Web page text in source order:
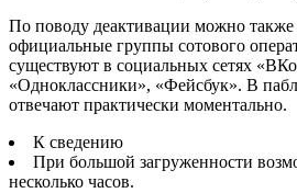
По поводу деактивации можно также
официальные группы сотового
существуют в социальных сетях
«Одноклассники», «Фейсбук». В
отвечают практически моментально.
К сведению
При большой загруженности
несколько часов.